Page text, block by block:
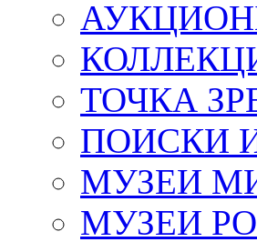
ТОЧКА
ПОИСКИ
МУЗЕИ
МУЗЕИ